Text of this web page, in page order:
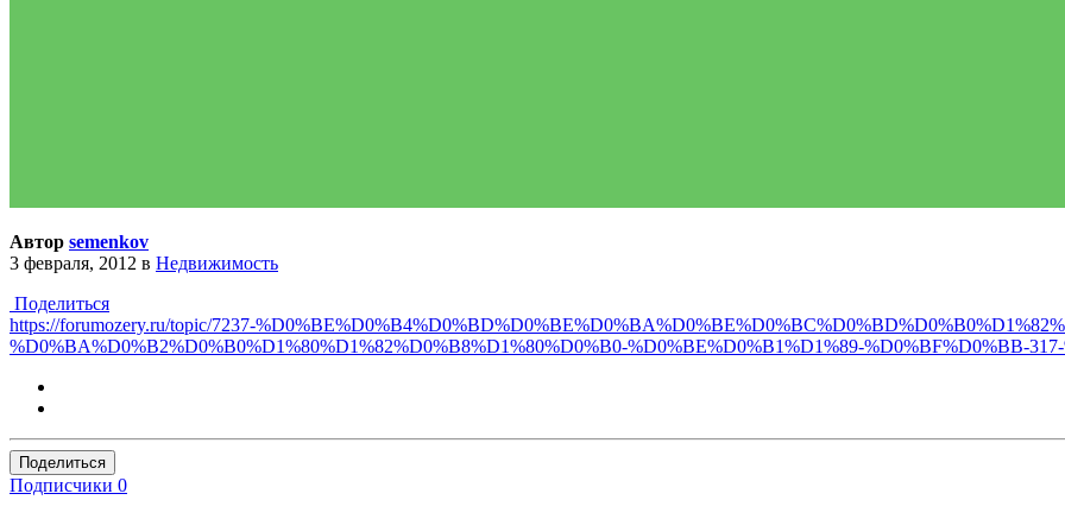
Автор semenkov
3 февраля, 2012 в Недвижимость
Поделиться
https://forumozery.ru/topic/7237-
%D0%BA%D0%B2%D0%B0%D1%80%D1%82%D0%B8%D1%80%D0%B0-%D0%BE%D0%B1%D1%89-%D0%BF%D0%BB-
Поделиться
Подписчики 0